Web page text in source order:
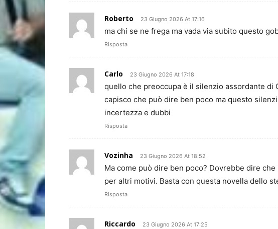
Roberto 23 Giugno 2026 At 17:16
ma chi se ne frega ma vada via subito questo
Risposta
Carlo 23 Giugno 2026 At 17:18
quello che preoccupa è il silenzio assordante di
capisco che può dire ben poco ma questo
incertezza e dubbi
Risposta
Vozinha 23 Giugno 2026 At 18:52
Ma come può dire ben poco? Dovrebbe dire
per altri motivi. Basta con questa novella dello
Risposta
Riccardo 23 Giugno 2026 At 17:25